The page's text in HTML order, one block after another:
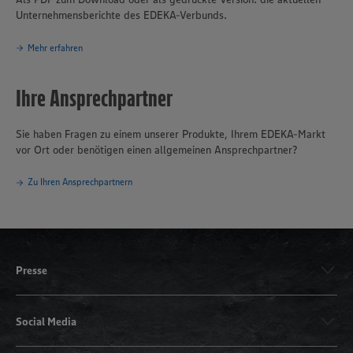
Unternehmensberichte des EDEKA-Verbunds.
Mehr erfahren
Ihre Ansprechpartner
Sie haben Fragen zu einem unserer Produkte, Ihrem EDEKA-Markt
vor Ort oder benötigen einen allgemeinen Ansprechpartner?
Zu Ihren Ansprechpartnern
Presse
Social Media